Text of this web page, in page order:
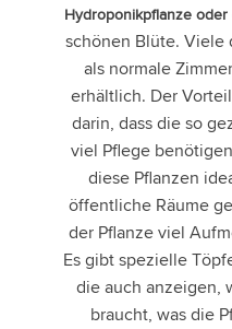
Hydroponikpflanze
schönen Blüte. Viele
als normale
erhältlich. Der
darin, dass die so
viel Pflege
diese Pflanzen
öffentliche Räume
der Pflanze viel
Es gibt spezielle
die auch anzeigen,
braucht, was die